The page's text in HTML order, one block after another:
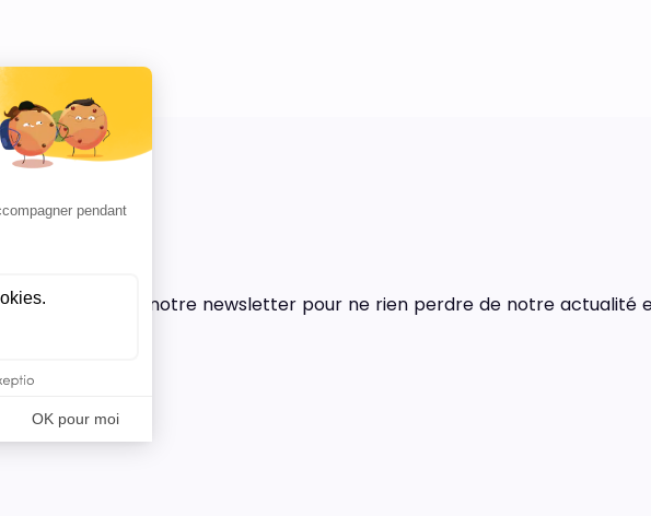
Abonnez-vous à notre newsletter pour ne rien perdre de notre actualité